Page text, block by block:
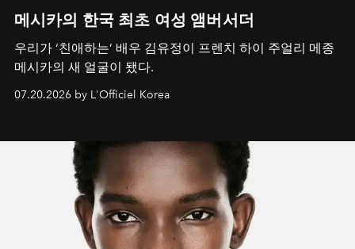
메시카의 한국 최초 여성 앰버서더
우리가 ‘친애하는’ 배우 김유정이 프렌치 하이 주얼리 메종
메시카의 새 얼굴이 됐다.
07.20.2026 by L'Officiel Korea